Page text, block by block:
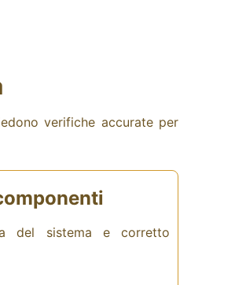
verifiche accurate per
del sistema e corretto